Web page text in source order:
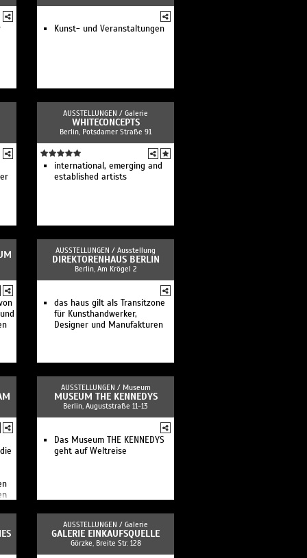
Kunst- und Veranstaltungen
AUSSTELLUNGEN / Galerie
WHITECONCEPTS
Berlin, Potsdamer Straße 91
international, emerging and
established artists
AUSSTELLUNGEN / Ausstellung
DIREKTORENHAUS BERLIN
Berlin, Am Krögel 2
das haus gilt als Transitzone
für Kunsthandwerker,
Designer und Manufakturen
AUSSTELLUNGEN / Museum
MUSEUM THE KENNEDYS
Berlin, Auguststraße 11-13
Das Museum THE KENNEDYS
geht auf Weltreise
AUSSTELLUNGEN / Galerie
GALERIE EINKAUFSQUELLE
Görzke, Breite Str. 128